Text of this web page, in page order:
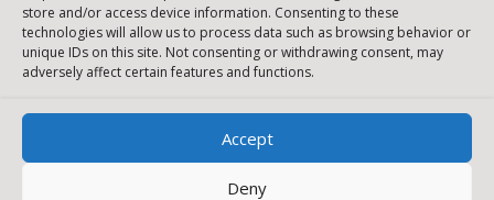
store and/or access device information. Consenting to these
technologies will allow us to process data such as browsing behavior or
unique IDs on this site. Not consenting or withdrawing consent, may
adversely affect certain features and functions.
Accept
Deny
WIFI – LAN inalámbrica
Cámaras inteligentes
Gateways